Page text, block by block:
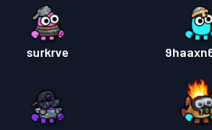
surkrve